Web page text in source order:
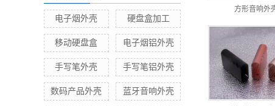
电子烟外壳 硬盘盒加工
移动硬盘盒 电子烟铝外壳
手写笔外壳 手写笔铝外壳
数码产品外壳 蓝牙音响外壳
方形音响外